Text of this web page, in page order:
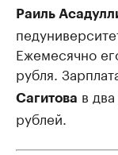
Раиль
Ежемесячно
рубля.
Сагитова в
рублей.